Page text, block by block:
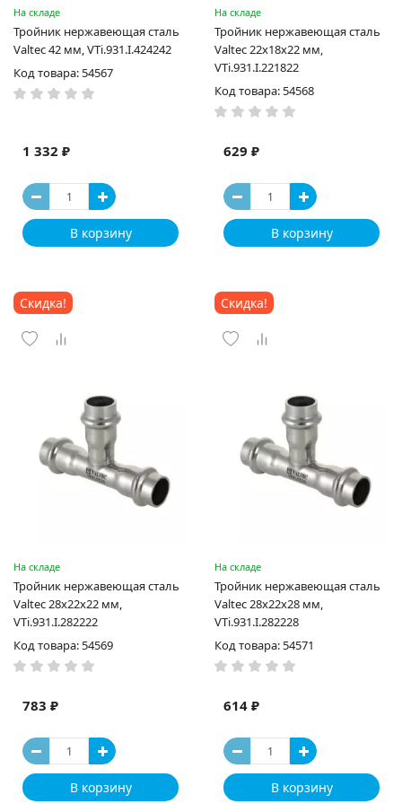
На складе
Тройник нержавеющая сталь
Valtec 42 мм, VTi.931.I.424242
Код товара: 54567
1 332 ₽
В корзину
На складе
Тройник нержавеющая сталь
Valtec 22х18х22 мм,
VTi.931.I.221822
Код товара: 54568
629 ₽
В корзину
Скидка!
На складе
Тройник нержавеющая сталь
Valtec 28х22х22 мм,
VTi.931.I.282222
Код товара: 54569
783 ₽
В корзину
Скидка!
На складе
Тройник нержавеющая сталь
Valtec 28х22х28 мм,
VTi.931.I.282228
Код товара: 54571
614 ₽
В корзину